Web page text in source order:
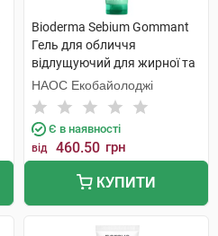
Bioderma Sebium Gommant
Гель для обличчя
відлущуючий для жирної та
комбінованої шкіри 75 мл 1
шт
НАОС Екобайолоджі
Є в наявності
від 460.50 грн
КУПИТИ